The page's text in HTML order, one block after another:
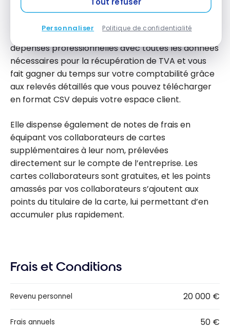
Personnaliser Politique de confidentialité
offre une gestion optimale des dépenses
professionnelles. Elle envoie un relevé mensuel
unique pour centraliser l’ensemble de vos
dépenses professionnelles avec toutes les données
nécessaires pour la récupération de TVA et vous
fait gagner du temps sur votre comptabilité grâce
aux relevés détaillés que vous pouvez télécharger
en format CSV depuis votre espace client.
Elle dispense également de notes de frais en
équipant vos collaborateurs de cartes
supplémentaires à leur nom, prélevées
directement sur le compte de l’entreprise. Les
cartes collaborateurs sont gratuites, et les points
amassés par vos collaborateurs s’ajoutent aux
points du titulaire de la carte, lui permettant d’en
accumuler plus rapidement.
Frais et Conditions
Revenu personnel 20 000 €
Frais annuels 50 €